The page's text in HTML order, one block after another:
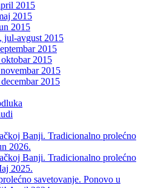
2015
2015
2015
jul-avgust 2015
2015
2015
2015
2015
Banji. Tradicionalno prolećno
2026.
Banji. Tradicionalno prolećno
2025.
savetovanje. Ponovo u